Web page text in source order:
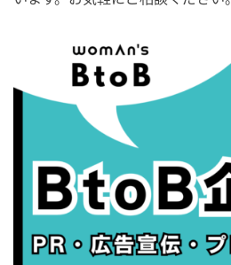
・がん征圧月間
・世界アルツハイマー月間
・健康増進普及月間
・歯ヂカラ探究月間
・職場の健康診断実施強化月間
2026/09/06(日)
・世界アルツハイマー月間